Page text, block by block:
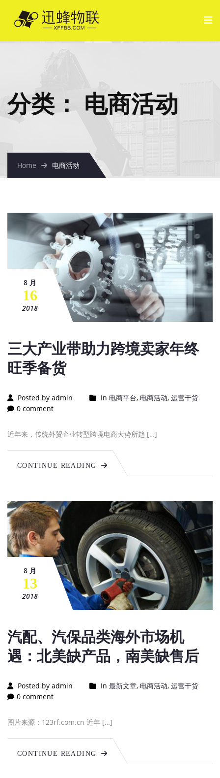
分类： 电商活动
Home 电商活动
8 月
16
2018
三大产业带助力跨境卖家年终
旺季备货
Posted by admin In 电商平台, 电商活动, 运营干货
0 comment
近年来，传统外贸企业转型跨境电商大势所趋 […]
CONTINUE READING
8 月
13
2018
汽配、汽保品类海外市场机
遇：北美缺产品，南美缺售后
Posted by admin In 最新文章, 电商活动, 运营干货
0 comment
图片来源：123rf.com.cn 近年 […]
CONTINUE READING